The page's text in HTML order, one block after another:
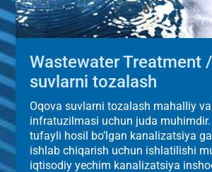
Wastewater Treatment
suvlarni tozalash
Oqova suvlarni tozalash mahalliy
infratuzilmasi uchun juda muhimdir.
tufayli hosil bo’lgan kanalizatsiya
ishlab chiqarish uchun ishlatilishi
iqtisodiy yechim kanalizatsiya